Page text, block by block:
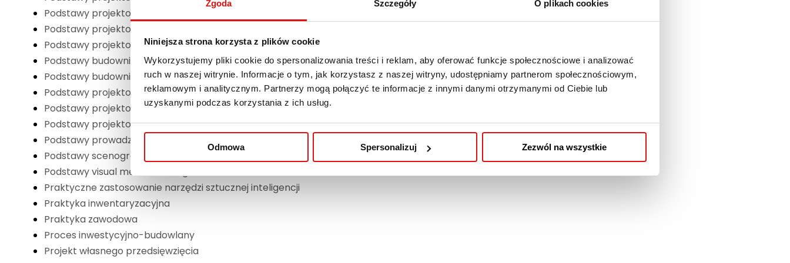
Zgoda Szczegóły O plikach cookies
Niniejsza strona korzysta z plików cookie
Wykorzystujemy pliki cookie do spersonalizowania treści i reklam, aby oferować funkcje społecznościowe i analizować
ruch w naszej witrynie. Informacje o tym, jak korzystasz z naszej witryny, udostępniamy partnerom społecznościowym,
reklamowym i analitycznym. Partnerzy mogą połączyć te informacje z innymi danymi otrzymanymi od Ciebie lub
uzyskanymi podczas korzystania z ich usług.
Odmowa Spersonalizuj Zezwól na wszystkie
Podstawy projektowania architektury wnętrz cz. 3 (komercyjne)
Podstawy projektowania architektury wnętrz cz. 4 (biurowe)
Podstawy projektowania architektury wnętrz cz. 5 (rekreacyjne)
Podstawy budownictwa ogólnego cz. 1
Podstawy budownictwa ogólnego cz. 2
Podstawy projektowania przedmiotów użytkowych cz. 1
Podstawy projektowania przedmiotów użytkowych cz. 2
Podstawy projektowania wystaw i witryn
Podstawy prowadzenia działalności gospodarczej
Podstawy scenografii teatralnej
Podstawy visual merchandisingu
Praktyczne zastosowanie narzędzi sztucznej inteligencji
Praktyka inwentaryzacyjna
Praktyka zawodowa
Proces inwestycyjno-budowlany
Projekt własnego przedsięwzięcia